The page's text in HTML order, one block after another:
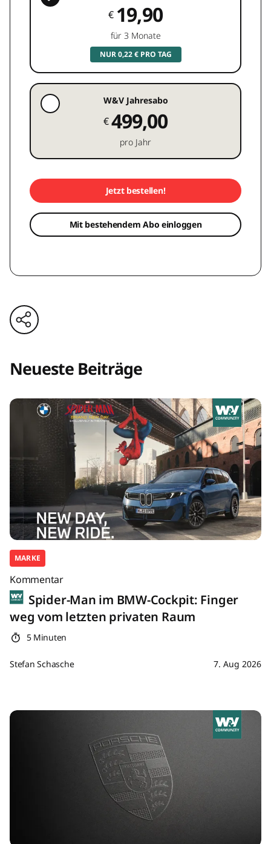
€ 19,90
für 3 Monate
NUR 0,22 € PRO TAG
W&V Jahresabo
€499,00
pro Jahr
Jetzt bestellen!
Mit bestehendem Abo einloggen
Neueste Beiträge
MARKE
Kommentar
Spider-Man im BMW-Cockpit: Finger
weg vom letzten privaten Raum
5 Minuten
Stefan Schasche 7. Aug 2026